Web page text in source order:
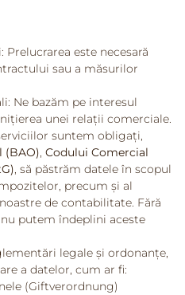
este necesară
sau a măsurilor
Ne bazăm pe interesul
unei relații comerciale.
suntem obligați,
(BAO), Codului Comercial
, să păstrăm datele în scopul
precum și al
de contabilitate. Fără
putem îndeplini aceste
legale și ordonanțe,
a datelor, cum ar fi:
(Giftverordnung)